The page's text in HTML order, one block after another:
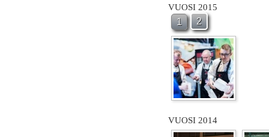
VUOSI 2015
1 2
VUOSI 2014